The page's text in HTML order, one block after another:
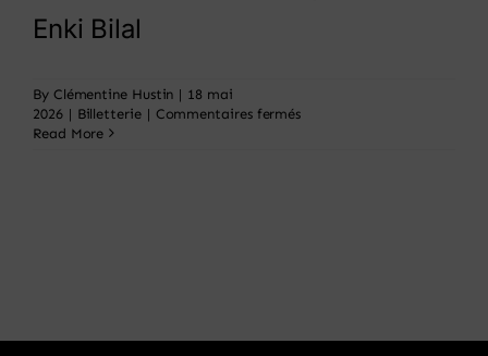
Enki Bilal
By Clémentine Hustin | 18 mai
2026 | Billetterie | Commentaires ferméssur
Read More